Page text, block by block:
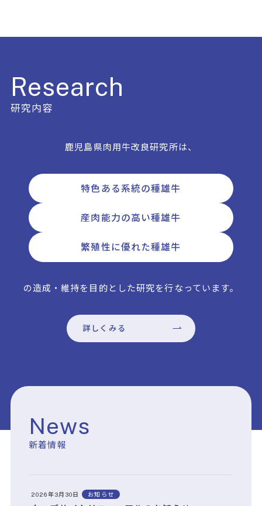
Research
研究内容
鹿児島県肉用牛改良研究所は、
特色ある系統の種雄牛
産肉能力の高い種雄牛
繁殖性に優れた種雄牛
の造成・維持を目的とした研究を行なっています。
詳しくみる
News
新着情報
2026年3月30日 お知らせ